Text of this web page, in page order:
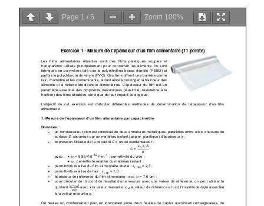
Page 1 / 5 Zoom 100%